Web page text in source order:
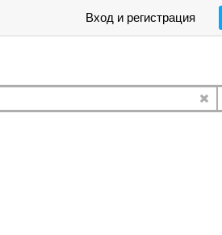
Вход и регистрация